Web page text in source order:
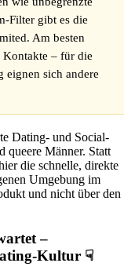
Filter gibt es die
Am besten
Kontakte – für die
eignen sich andere
Dating- und Social-
Männer. Statt
die schnelle, direkte
Umgebung im
und nicht über den
–
Kultur ☟